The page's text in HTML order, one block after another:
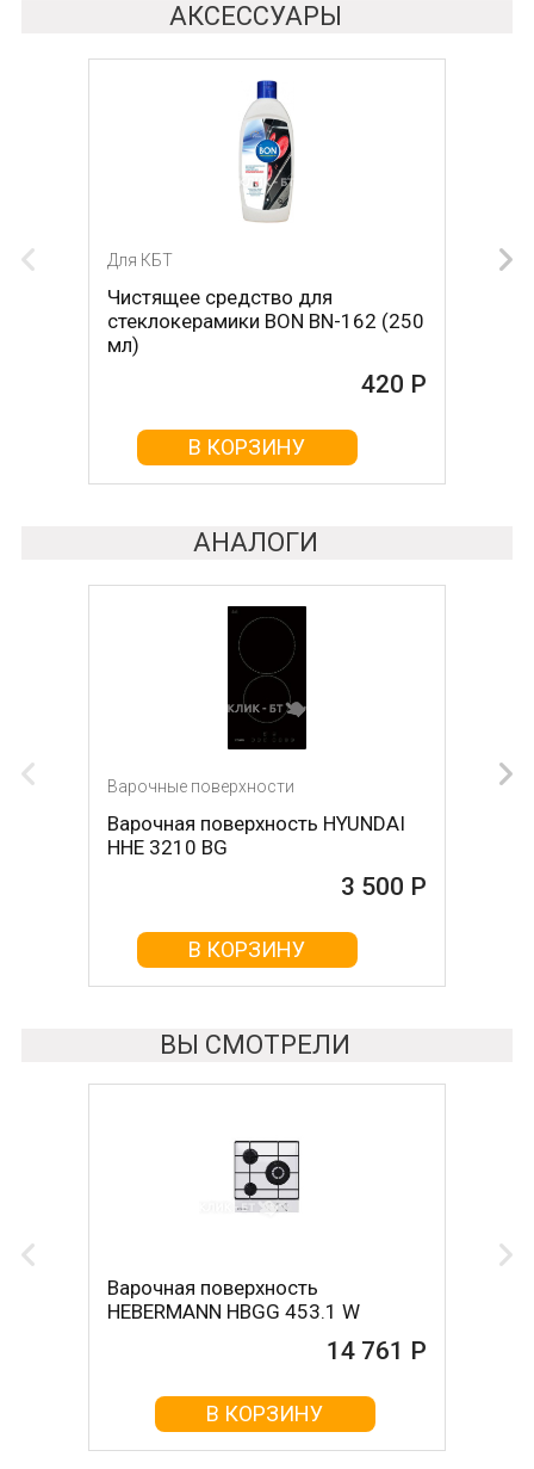
АКСЕССУАРЫ
Для КБТ
Чистящее средство для
стеклокерамики BON BN-162 (250
мл)
420 Р
В КОРЗИНУ
Для КБТ
Скребок для ухода за
стеклокерамикой BON BN-603
В КОРЗИНУ
АНАЛОГИ
Варочные поверхности
Варочная поверхность HYUNDAI
HHE 3210 BG
3 500 Р
В КОРЗИНУ
ВЫ СМОТРЕЛИ
Варочная поверхность
HEBERMANN HBGG 453.1 W
14 761 Р
В КОРЗИНУ